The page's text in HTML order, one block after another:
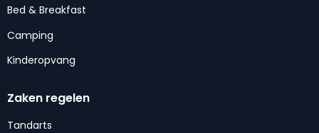
Bed & Breakfast
Camping
Kinderopvang
Zaken regelen
Tandarts